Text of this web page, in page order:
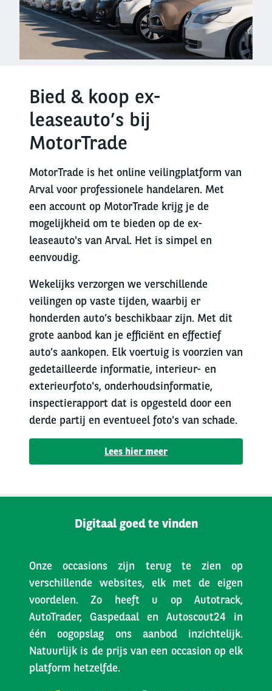
Bied & koop ex-
leaseauto’s bij
MotorTrade
MotorTrade is het online veilingplatform van
Arval voor professionele handelaren. Met
een account op MotorTrade krijg je de
mogelijkheid om te bieden op de ex-
leaseauto's van Arval. Het is simpel en
eenvoudig.
Wekelijks verzorgen we verschillende
veilingen op vaste tijden, waarbij er
honderden auto’s beschikbaar zijn. Met dit
grote aanbod kan je efficiënt en effectief
auto’s aankopen. Elk voertuig is voorzien van
gedetailleerde informatie, interieur- en
exterieurfoto's, onderhoudsinformatie,
inspectierapport dat is opgesteld door een
derde partij en eventueel foto's van schade.
Lees hier meer
Digitaal goed te vinden
Onze occasions zijn terug te zien op
verschillende websites, elk met de eigen
voordelen. Zo heeft u op Autotrack,
AutoTrader, Gaspedaal en Autoscout24 in
één oogopslag ons aanbod inzichtelijk.
Natuurlijk is de prijs van een occasion op elk
platform hetzelfde.